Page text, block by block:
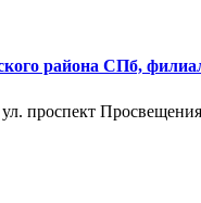
района СПб,
проспект